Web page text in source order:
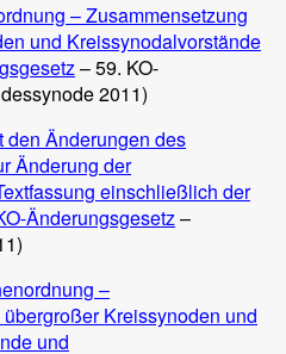
– Zusammensetzung
und Kreissynodalvorstände
– 59. KO-
2011)
den Änderungen des
Änderung der
einschließlich der
Änderungsgesetz–
–
Kreissynoden und
und